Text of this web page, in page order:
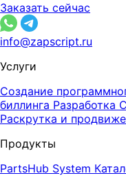
Заказать сейчас
info@zapscript.ru
Услуги
Создание
биллинга Разработка
Раскрутка и
Продукты
PartsHub System